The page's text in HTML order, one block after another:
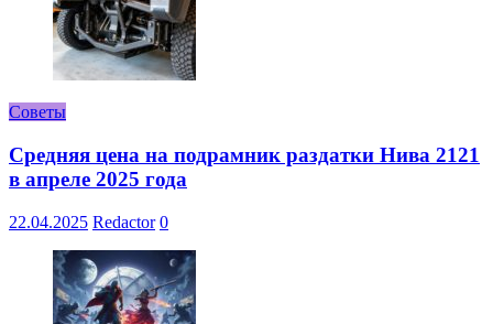
Советы
Средняя цена на подрамник раздатки Нива 2121
в апреле 2025 года
22.04.2025 Redactor 0